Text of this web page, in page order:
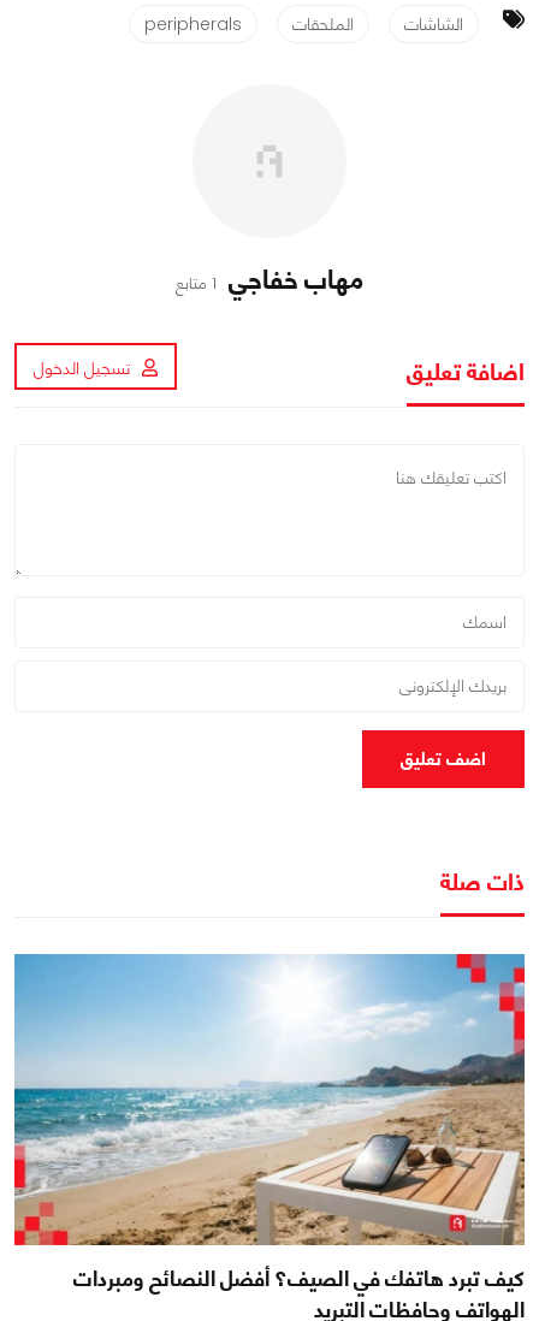
الشاشات الملحقات peripherals
مهاب خفاجي 1 متابع
اضافة تعليق تسجيل الدخول
اضف تعليق
ذات صلة
كيف تبرد هاتفك في الصيف؟ أفضل النصائح ومبردات
الهواتف وحافظات التبريد